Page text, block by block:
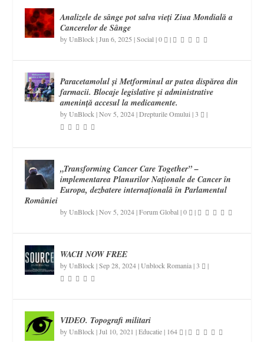
Analizele de sânge pot salva vieți Ziua Mondială a
Cancerelor de Sânge
byUnBlock |Jun 6, 2025 |Social |0 |
Paracetamolul și Metforminul ar putea dispărea din
farmacii. Blocaje legislative și administrative
amenință accesul la medicamente.
byUnBlock |Nov 5, 2024|Drepturile Omului |3 |
„Transforming Cancer Care Together” –
implementarea Planurilor Naţionale de Cancer în
Europa, dezbatere internaţională în Parlamentul
României
byUnBlock |Nov 5, 2024|Forum Global |0 |
WACH NOW FREE
byUnBlock |Sep 28, 2024|Unblock Romania|3 |
VIDEO. Topografi militari
byUnBlock |Jul 10, 2021 |Educatie| 164 |